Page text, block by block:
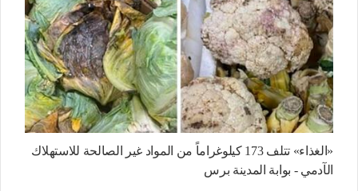
«الغذاء» تتلف 173 كيلوغراماً من المواد غير الصالحة للاستهلاك
الآدمي - بوابة المدينة برس